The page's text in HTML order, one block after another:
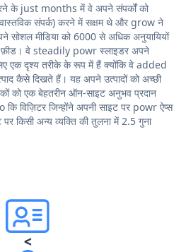
के just months में वे अपने संपर्कों को
संपर्क) करने में सक्षम थे और grow ने
मीडिया को 6000 से अधिक अनुयायियों
फ़ीड। वे steadily powr स्लाइडर अपने
एक दृश्य तरीके के रूप में हैं क्योंकि वे added
कैसे दिखते हैं। यह अपने उत्पादों को अच्छी
को एक बेहतरीन ऑन-साइट अनुभव प्रदान
विज़िटर जिन्होंने अपनी साइट पर powr ऐप्स
किसी अन्य व्यक्ति की तुलना में 2.5 गुना
<